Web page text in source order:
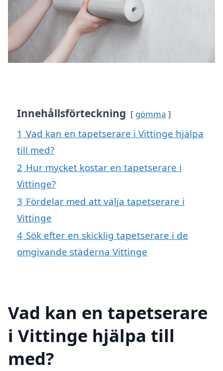
Innehållsförteckning gömma
1 Vad kan en tapetserare i Vittinge hjälpa
till med?
2 Hur mycket kostar en tapetserare i
Vittinge?
3 Fördelar med att välja tapetserare i
Vittinge
4 Sök efter en skicklig tapetserare i de
omgivande städerna Vittinge
Vad kan en tapetserare
i Vittinge hjälpa till
med?